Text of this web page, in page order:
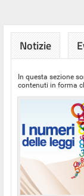
Notizie
In questa sezione
contenuti in forma